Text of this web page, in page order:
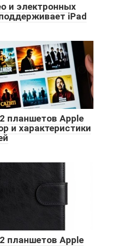
и электронных
iPad
планшетов Apple
и характеристики
планшетов Apple